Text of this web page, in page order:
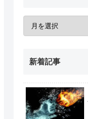
新着記事